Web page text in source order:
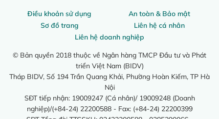
Điều khoản sử dụng
An toàn & Bảo mật
Sơ đồ trang
Liên hệ cá nhân
Liên hệ doanh nghiệp
© Bản quyền 2018 thuộc về Ngân hàng TMCP Đầu tư và Phát
triển Việt Nam (BIDV)
Tháp BIDV, Số 194 Trần Quang Khải, Phường Hoàn Kiếm, TP Hà
Nội
SĐT tiếp nhận: 19009247 (Cá nhân)/ 19009248 (Doanh
nghiệp)/(+84-24) 22200588 - Fax: (+84-24) 22200399